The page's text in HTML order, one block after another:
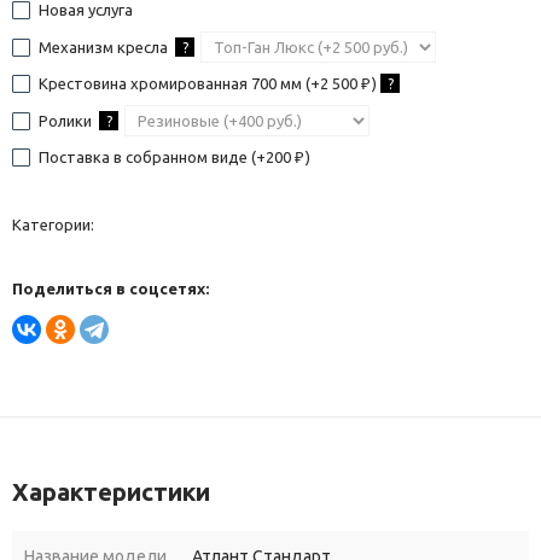
Новая услуга
Механизм кресла ?
Крестовина хромированная 700 мм (+2 500 ₽ ) ?
Ролики ?
Поставка в собранном виде (+200 ₽ )
Категории:
Поделиться в соцсетях:
Характеристики